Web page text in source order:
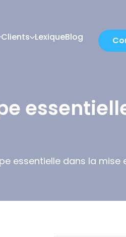
Clients LexiqueBlog
essentielle dans la mise